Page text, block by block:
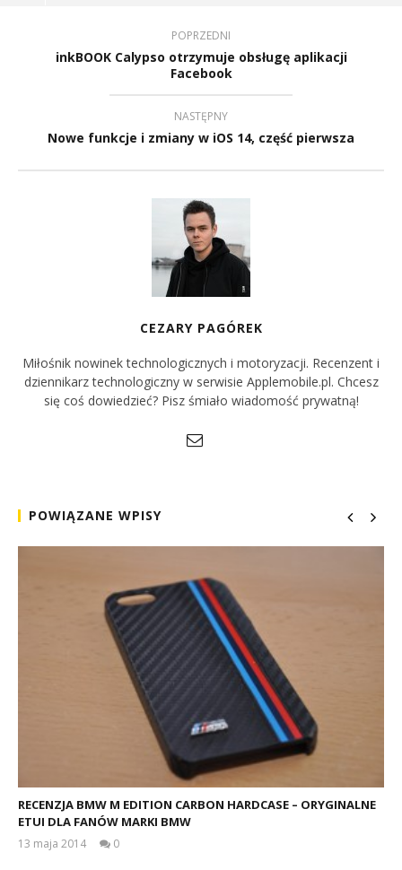
POPRZEDNI
inkBOOK Calypso otrzymuje obsługę aplikacji
Facebook
NASTĘPNY
Nowe funkcje i zmiany w iOS 14, część pierwsza
CEZARY PAGÓREK
Miłośnik nowinek technologicznych i motoryzacji. Recenzent i
dziennikarz technologiczny w serwisie Applemobile.pl. Chcesz
się coś dowiedzieć? Pisz śmiało wiadomość prywatną!
POWIĄZANE WPISY
RECENZJA BMW M EDITION CARBON HARDCASE – ORYGINALNE
ETUI DLA FANÓW MARKI BMW
13 maja 2014
0